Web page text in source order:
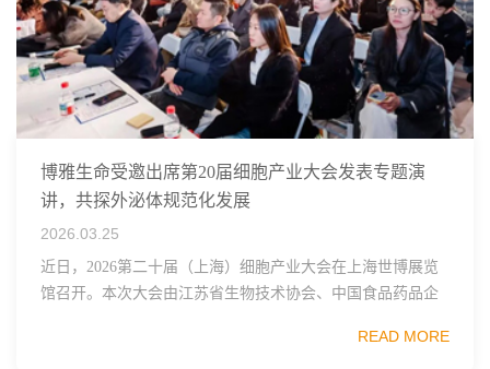
博雅生命受邀出席第20届细胞产业大会发表专题演
讲，共探外泌体规范化发展
2026.03.25
近日，2026第二十届（上海）细胞产业大会在上海世博展览
馆召开。本次大会由江苏省生物技术协会、中国食品药品企
范区生物医药行业协会、瑞士日内瓦长寿科学...
READ MORE